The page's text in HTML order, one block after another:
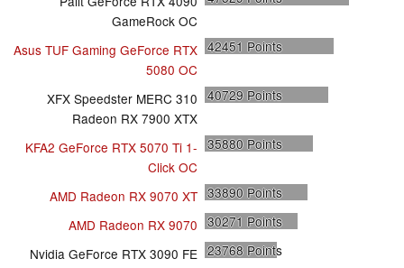
GameRock OC
Asus TUF Gaming GeForce RTX
5080 OC
42451 Points
XFX Speedster MERC 310
Radeon RX 7900 XTX
40729 Points
KFA2 GeForce RTX 5070 Ti 1-
Click OC
35880 Points
AMD Radeon RX 9070 XT 33890 Points
AMD Radeon RX 9070 30271 Points
Nvidia GeForce RTX 3090 FE 23768 Points